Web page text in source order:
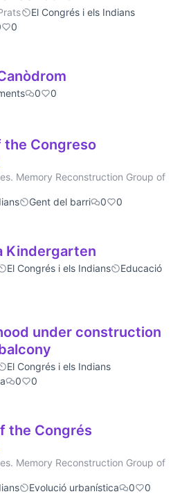
El Congrés i els Indians
0
0 0
the Congreso
Memory Reconstruction Group of
Gent del barri 0 0
Kindergarten
El Congrés i els Indians
Educació
under construction
El Congrés i els Indians
0 0
the Congrés
Memory Reconstruction Group of
Evolució urbanística 0 0